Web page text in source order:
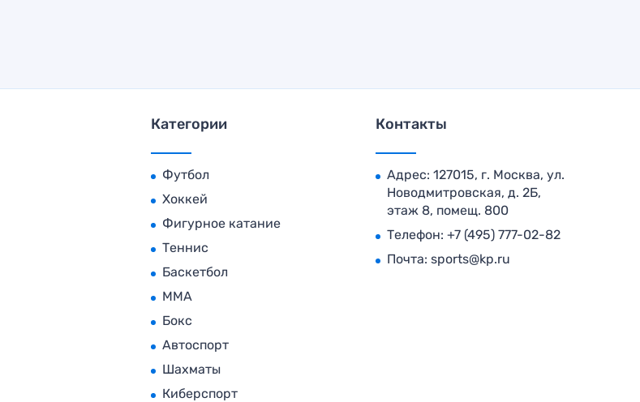
Категории
Футбол
Хоккей
Фигурное катание
Теннис
Баскетбол
MMA
Бокс
Автоспорт
Шахматы
Киберспорт
Контакты
Адрес: 127015, г. Москва, ул.
Новодмитровская, д. 2Б,
этаж 8, помещ. 800
Телефон: +7 (495) 777-02-82
Почта: sports@kp.ru